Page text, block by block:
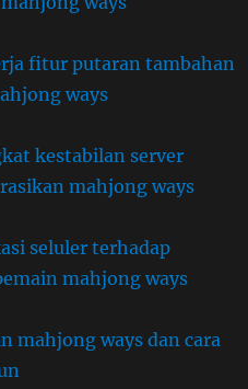
fitur putaran tambahan
ways
kestabilan server
mahjong ways
seluler terhadap
mahjong ways
mahjong ways dan cara